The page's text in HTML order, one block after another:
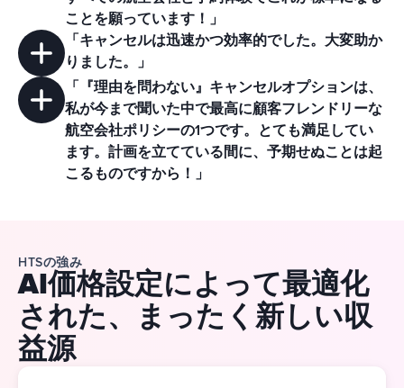
ことを願っています！」
「キャンセルは迅速かつ効率的でした。大変助か
りました。」
「『理由を問わない』キャンセルオプションは、
私が今まで聞いた中で最高に顧客フレンドリーな
航空会社ポリシーの1つです。とても満足してい
ます。計画を立てている間に、予期せぬことは起
こるものですから！」
HTSの強み
AI価格設定によって最適化
された、まったく新しい収
益源